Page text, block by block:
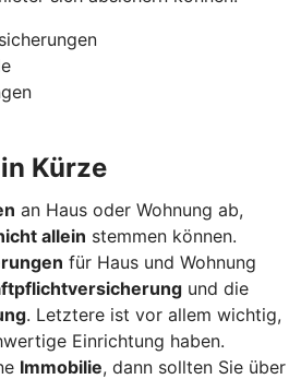
Kürze
an Haus oder Wohnung ab,
allein stemmen können.
für Haus und Wohnung
und die
. Letztere ist vor allem wichtig,
Einrichtung haben.
Immobilie, dann sollten Sie über